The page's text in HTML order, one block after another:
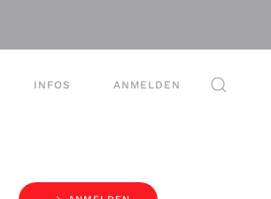
INFOS ANMELDEN